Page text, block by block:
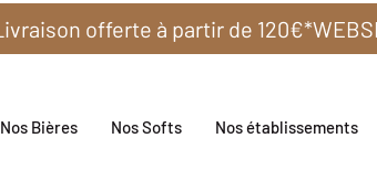
Nos Bières Nos Softs Nos établissements